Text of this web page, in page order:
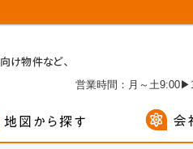
営業時間：月～土